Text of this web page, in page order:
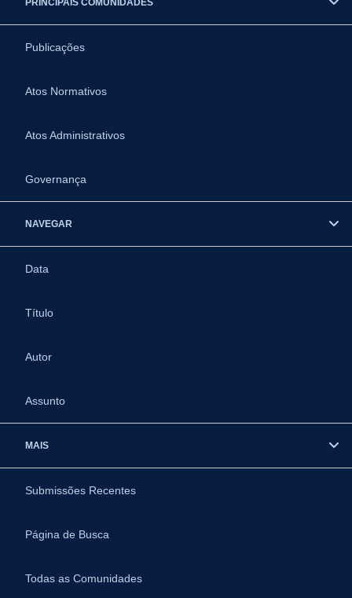
PRINCIPAIS COMUNIDADES
Publicações
Atos Normativos
Atos Administrativos
Governança
NAVEGAR
Data
Título
Autor
Assunto
MAIS
Submissões Recentes
Página de Busca
Todas as Comunidades